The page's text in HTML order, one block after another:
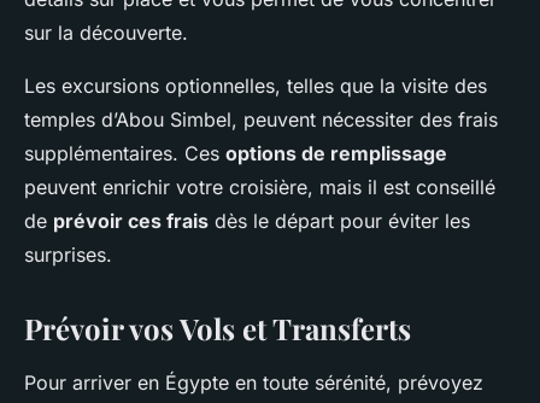
sur la découverte.
Les excursions optionnelles, telles que la visite des
temples d’Abou Simbel, peuvent nécessiter des frais
supplémentaires. Ces options de remplissage
peuvent enrichir votre croisière, mais il est conseillé
de prévoir ces frais dès le départ pour éviter les
surprises.
Prévoir vos Vols et Transferts
Pour arriver en Égypte en toute sérénité, prévoyez